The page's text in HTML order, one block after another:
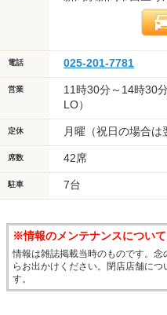
電話 025-201-7781
営業
11時30分～14時30
LO）
定休 月曜（祝日の場合は
席数 42席
駐車 7台
※情報のメンテナンスについて
情報は雑誌掲載当時のものです。
らお出かけください。閉店店舗に
す。